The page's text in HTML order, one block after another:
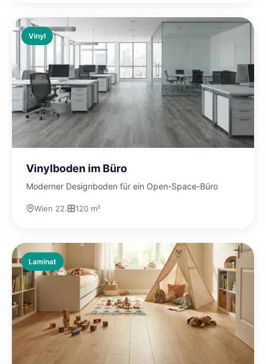
Vinyl
Vinylboden im Büro
Moderner Designboden für ein Open-Space-Büro
Wien 22. 120 m²
Laminat